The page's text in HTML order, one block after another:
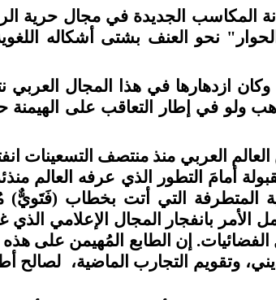
المكاسب الجديدة في مجال حرية
نحو العنف بشتى أشكاله
ازدهارها في هذا المجال العربي
ولو في إطار التعاقب على الهيمنة
العربي منذ منتصف التسعينات
أمامَ التطور الذي عرفه
المتطرفة التي أتت بخطاب
بانفجار المجال الإعلامي
إن الطابع المُهيمن على
وتقويم التجارب الماضية، لصالح